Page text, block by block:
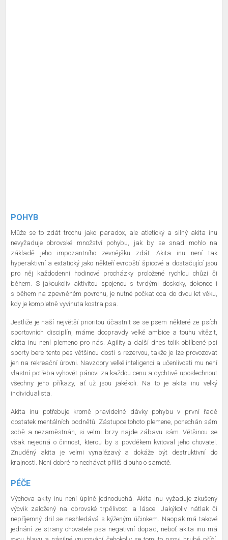
POHYB
Může se to zdát trochu jako paradox, ale atletický a silný akita inu
nevyžaduje obrovské množství pohybu, jak by se snad mohlo na
základě jeho impozantního zevnějšku zdát. Akita inu není tak
hyperaktivní a extatický jako někteří evropští špicové a dostačující jsou
pro něj každodenní hodinové procházky proložené rychlou chůzí či
během. S jakoukoliv aktivitou spojenou s tvrdými doskoky, dokonce i
s během na zpevněném povrchu, je nutné počkat cca do dvou let věku,
kdy je kompletně vyvinuta kostra psa.
Jestliže je naší největší prioritou účastnit se se psem některé ze psích
sportovních disciplín, máme doopravdy velké ambice a touhu vítězit,
akita inu není plemeno pro nás. Agility a další dnes tolik oblíbené psí
sporty bere tento pes většinou dosti s rezervou, takže je lze provozovat
jen na rekreační úrovni. Navzdory velké inteligenci a učenlivosti mu není
vlastní potřeba vyhovět pánovi za každou cenu a dychtivě uposlechnout
všechny jeho příkazy, ať už jsou jakékoli. Na to je akita inu velký
individualista.
Akita inu potřebuje kromě pravidelné dávky pohybu v první řadě
dostatek mentálních podnětů. Zástupce tohoto plemene, ponechán sám
sobě a nezaměstnán, si velmi brzy najde zábavu sám. Většinou se
však nejedná o činnost, kterou by s povděkem kvitoval jeho chovatel.
Znuděný akita je velmi vynalézavý a dokáže být destruktivní do
krajnosti. Není dobré ho nechávat příliš dlouho o samotě.
PÉČE
Výchova akity inu není úplně jednoduchá. Akita inu vyžaduje zkušený
výcvik založený na obrovské trpělivosti a lásce. Jakýkoliv nátlak či
nepříjemný dril se neshledává s kýženým účinkem. Naopak má takové
jednání ze strany chovatele psa negativní dopad, neboť akita inu má